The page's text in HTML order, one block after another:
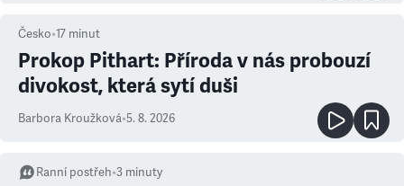
Česko•17 minut
Prokop Pithart: Příroda v nás probouzí
divokost, která sytí duši
Barbora Kroužková•5. 8. 2026
Ranní postřeh•3 minuty